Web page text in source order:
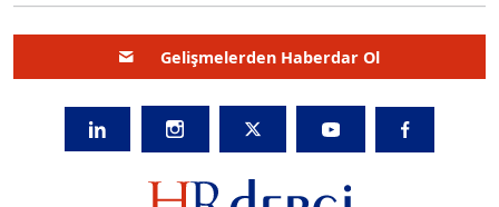
Gelişmelerden Haberdar Ol